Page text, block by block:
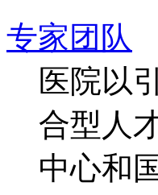
专家团队
医院以
合型人
中心和